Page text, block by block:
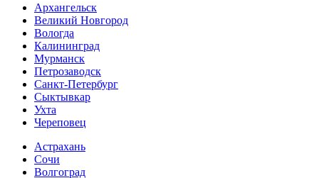
Архангельск
Великий Новгород
Вологда
Калининград
Мурманск
Петрозаводск
Санкт-Петербург
Сыктывкар
Ухта
Череповец
Астрахань
Сочи
Волгоград